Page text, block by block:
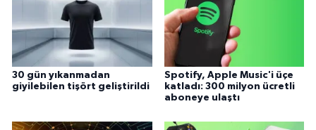
30 gün yıkanmadan
giyilebilen tişört geliştirildi
Spotify, Apple Music'i üçe
katladı: 300 milyon ücretli
aboneye ulaştı